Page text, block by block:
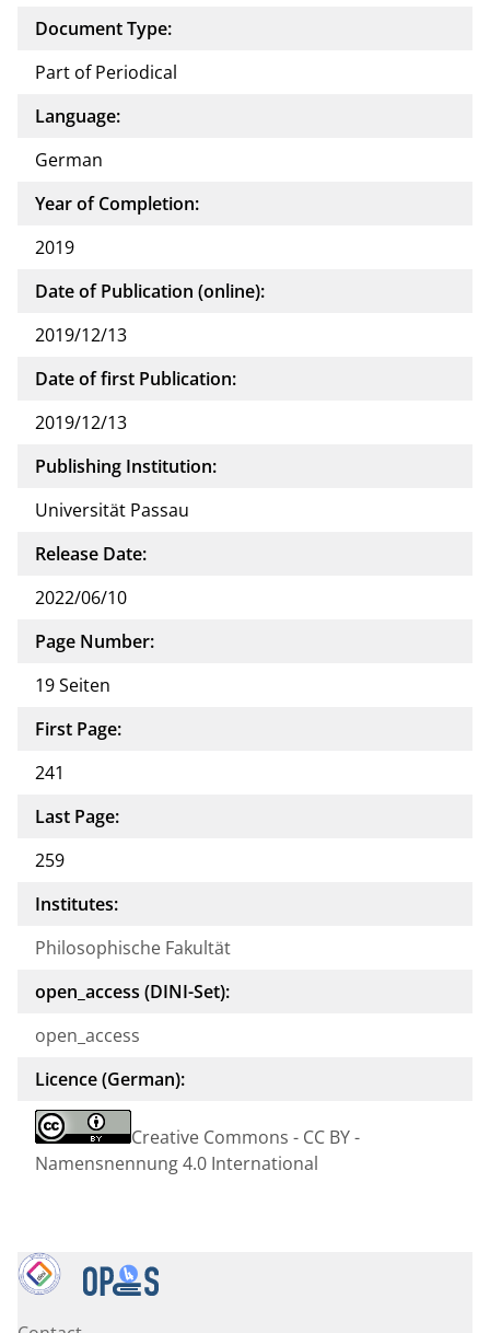
Document Type:
Part of Periodical
Language:
German
Year of Completion:
2019
Date of Publication (online):
2019/12/13
Date of first Publication:
2019/12/13
Publishing Institution:
Universität Passau
Release Date:
2022/06/10
Page Number:
19 Seiten
First Page:
241
Last Page:
259
Institutes:
Philosophische Fakultät
open_access (DINI-Set):
open_access
Licence (German):
Creative Commons - CC BY -
Namensnennung 4.0 International